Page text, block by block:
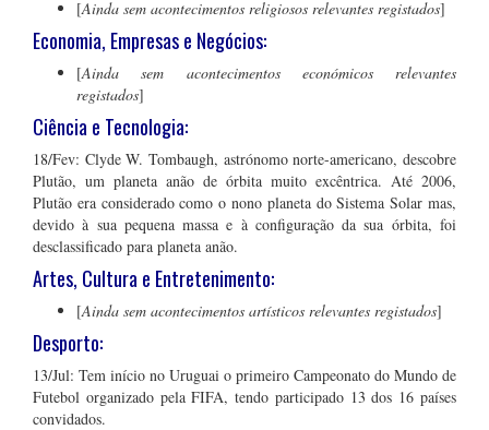
[Ainda sem acontecimentos religiosos relevantes registados]
Economia, Empresas e Negócios:
[Ainda sem acontecimentos económicos relevantes
registados]
Ciência e Tecnologia:
18/Fev: Clyde W. Tombaugh, astrónomo norte-americano, descobre
Plutão, um planeta anão de órbita muito excêntrica. Até 2006,
Plutão era considerado como o nono planeta do Sistema Solar mas,
devido à sua pequena massa e à configuração da sua órbita, foi
desclassificado para planeta anão.
Artes, Cultura e Entretenimento:
[Ainda sem acontecimentos artísticos relevantes registados]
Desporto:
13/Jul: Tem início no Uruguai o primeiro Campeonato do Mundo de
Futebol organizado pela FIFA, tendo participado 13 dos 16 países
convidados.